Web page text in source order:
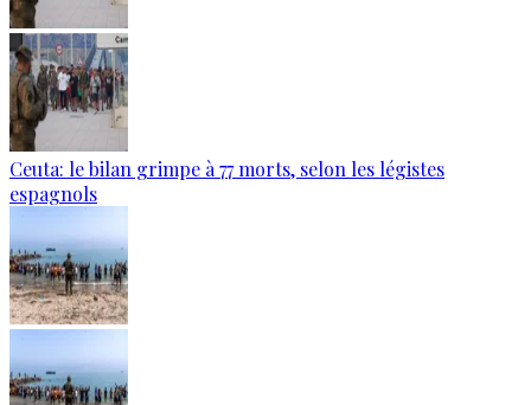
Ceuta: le bilan grimpe à 77 morts, selon les légistes
espagnols